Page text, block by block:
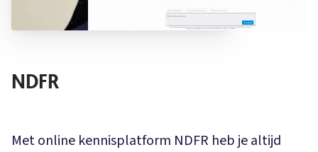
NDFR
Met online kennisplatform NDFR heb je altijd